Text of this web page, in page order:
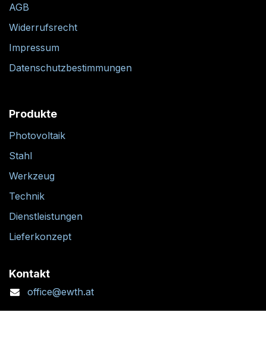
AGB
Widerrufsrecht
Impressum
Datenschutzbestimmungen
Produkte
Photovoltaik
Stahl
Werkzeug
Technik
Dienstleistungen
Lieferkonzept
Kontakt
office@ewth.at